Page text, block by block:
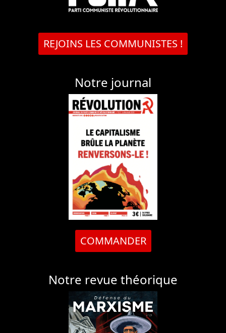
REJOINS LES COMMUNISTES !
Notre journal
COMMANDER
Notre revue théorique